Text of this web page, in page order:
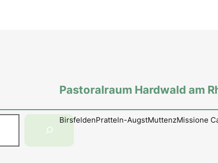
Pastoralraum Hardwald am
BirsfeldenPratteln-AugstMuttenzMissione